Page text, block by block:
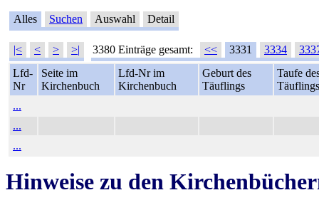
Alles Suchen Auswahl Detail
|< < > >| 3380 Einträge gesamt: << 3331 3334
Lfd-
Nr
Seite im
Kirchenbuch
Lfd-Nr im
Kirchenbuch
Geburt des
Täuflings
Taufe
Täuflings
...
...
...
Hinweise zu den